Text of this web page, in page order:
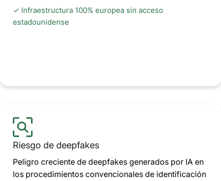
✓ Infraestructura 100% europea sin acceso
estadounidense
Riesgo de deepfakes
Peligro creciente de deepfakes generados por IA en
los procedimientos convencionales de identificación